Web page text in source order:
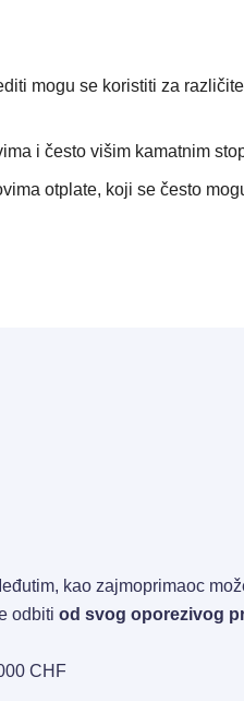
mogu se koristiti za
i često višim kamatnim
otplate, koji se često
kao zajmoprimaoc
odbiti od svog oporezivog
CHF